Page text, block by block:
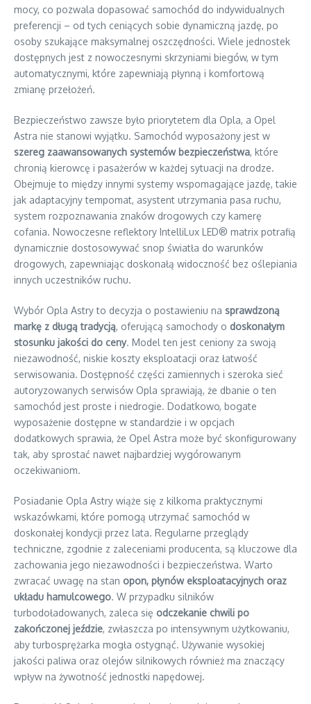
mocy, co pozwala dopasować samochód do indywidualnych
preferencji – od tych ceniących sobie dynamiczną jazdę, po
osoby szukające maksymalnej oszczędności. Wiele jednostek
dostępnych jest z nowoczesnymi skrzyniami biegów, w tym
automatycznymi, które zapewniają płynną i komfortową
zmianę przełożeń.
Bezpieczeństwo zawsze było priorytetem dla Opla, a Opel
Astra nie stanowi wyjątku. Samochód wyposażony jest w
szereg zaawansowanych systemów bezpieczeństwa, które
chronią kierowcę i pasażerów w każdej sytuacji na drodze.
Obejmuje to między innymi systemy wspomagające jazdę, takie
jak adaptacyjny tempomat, asystent utrzymania pasa ruchu,
system rozpoznawania znaków drogowych czy kamerę
cofania. Nowoczesne reflektory IntelliLux LED® matrix potrafią
dynamicznie dostosowywać snop światła do warunków
drogowych, zapewniając doskonałą widoczność bez oślepiania
innych uczestników ruchu.
Wybór Opla Astry to decyzja o postawieniu na sprawdzoną
markę z długą tradycją, oferującą samochody o doskonałym
stosunku jakości do ceny. Model ten jest ceniony za swoją
niezawodność, niskie koszty eksploatacji oraz łatwość
serwisowania. Dostępność części zamiennych i szeroka sieć
autoryzowanych serwisów Opla sprawiają, że dbanie o ten
samochód jest proste i niedrogie. Dodatkowo, bogate
wyposażenie dostępne w standardzie i w opcjach
dodatkowych sprawia, że Opel Astra może być skonfigurowany
tak, aby sprostać nawet najbardziej wygórowanym
oczekiwaniom.
Posiadanie Opla Astry wiąże się z kilkoma praktycznymi
wskazówkami, które pomogą utrzymać samochód w
doskonałej kondycji przez lata. Regularne przeglądy
techniczne, zgodnie z zaleceniami producenta, są kluczowe dla
zachowania jego niezawodności i bezpieczeństwa. Warto
zwracać uwagę na stan opon, płynów eksploatacyjnych oraz
układu hamulcowego. W przypadku silników
turbodoładowanych, zaleca się odczekanie chwili po
zakończonej jeździe, zwłaszcza po intensywnym użytkowaniu,
aby turbosprężarka mogła ostygnąć. Używanie wysokiej
jakości paliwa oraz olejów silnikowych również ma znaczący
wpływ na żywotność jednostki napędowej.